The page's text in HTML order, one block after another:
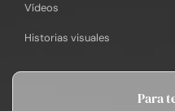
Vídeos
Historias visuales
Para